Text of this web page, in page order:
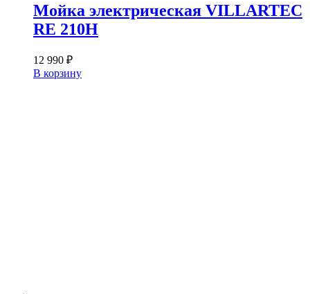
Мойка электрическая VILLARTEC
RE 210H
12 990 ₽
В корзину